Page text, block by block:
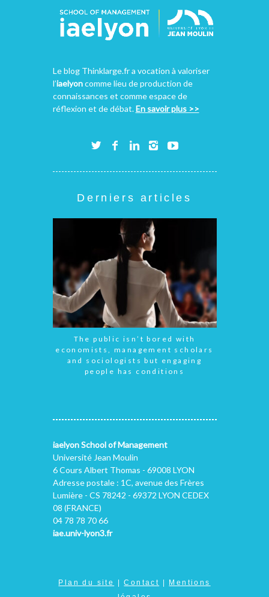
Le blog Thinklarge.fr a vocation à valoriser
l’iaelyoncomme lieu de production de
connaissances et comme espace de
réflexion et de débat.En savoir plus >>
Derniers articles
The public isn’t bored with
economists, management scholars
and sociologists but engaging
people has conditions
iaelyon School of Management
Université Jean Moulin
6 Cours Albert Thomas - 69008 LYON
Adresse postale : 1C, avenue des Frères
Lumière - CS 78242 - 69372 LYON CEDEX
08 (FRANCE)
04 78 78 70 66
iae.univ-lyon3.fr
Plan du site |Contact | Mentions